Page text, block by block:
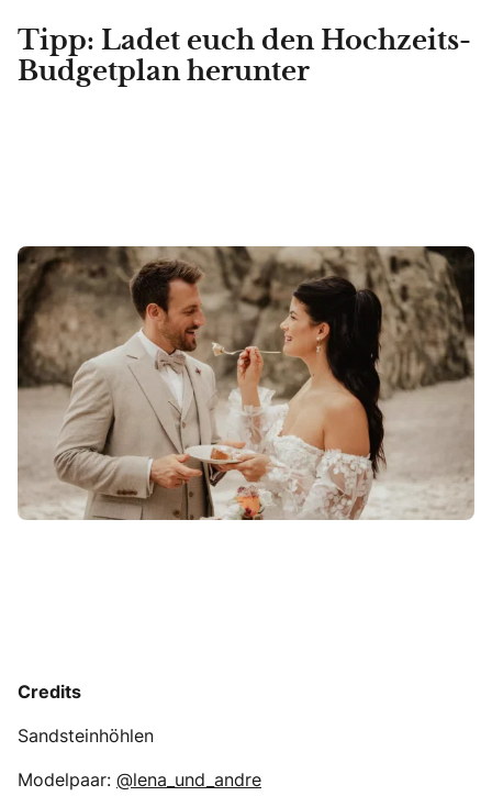
Tipp: Ladet euch den Hochzeits-
Budgetplan herunter
Credits
Sandsteinhöhlen
Modelpaar: @lena_und_andre